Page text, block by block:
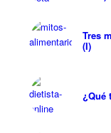
Tres
(I)
¿Qué